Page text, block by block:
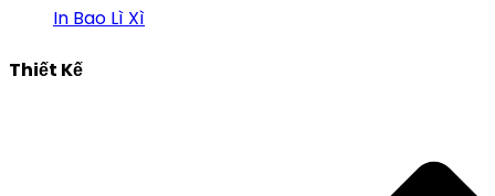
In Bao Lì Xì
Thiết Kế